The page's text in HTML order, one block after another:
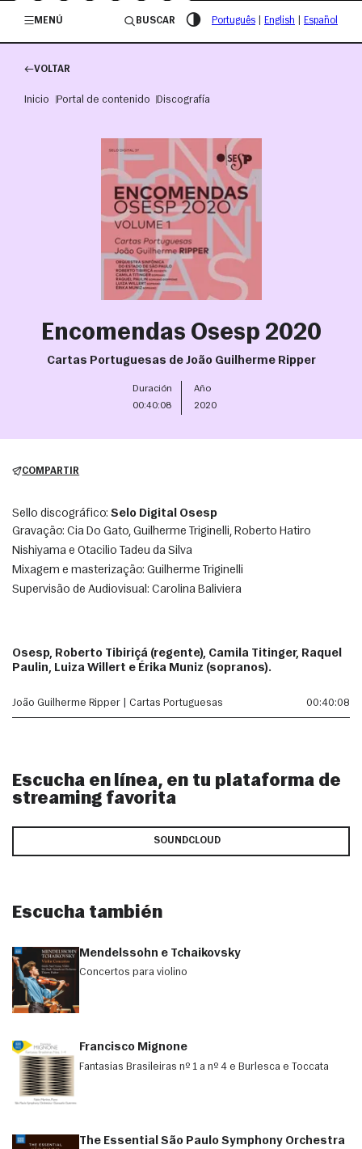
/governosp
MENÚ
BUSCAR Português English Español
VOLTAR
Inicio Portal de contenido Discografía
Encomendas Osesp 2020
Cartas Portuguesas de João Guilherme Ripper
Duración
00:40:08
Año
2020
COMPARTIR
Sello discográfico: Selo Digital Osesp
Gravação: Cia Do Gato, Guilherme Triginelli, Roberto Hatiro
Nishiyama e Otacilio Tadeu da Silva
Mixagem e masterização: Guilherme Triginelli
Supervisão de Audiovisual: Carolina Baliviera
Osesp, Roberto Tibiriçá (regente), Camila Titinger, Raquel
Paulin, Luiza Willert e Érika Muniz (sopranos).
João Guilherme Ripper | Cartas Portuguesas 00:40:08
Escucha en línea, en tu plataforma de
streaming favorita
SOUNDCLOUD
Escucha también
Mendelssohn e Tchaikovsky
Concertos para violino
Francisco Mignone
Fantasias Brasileiras nº 1 a nº 4 e Burlesca e Toccata
The Essential São Paulo Symphony Orchestra